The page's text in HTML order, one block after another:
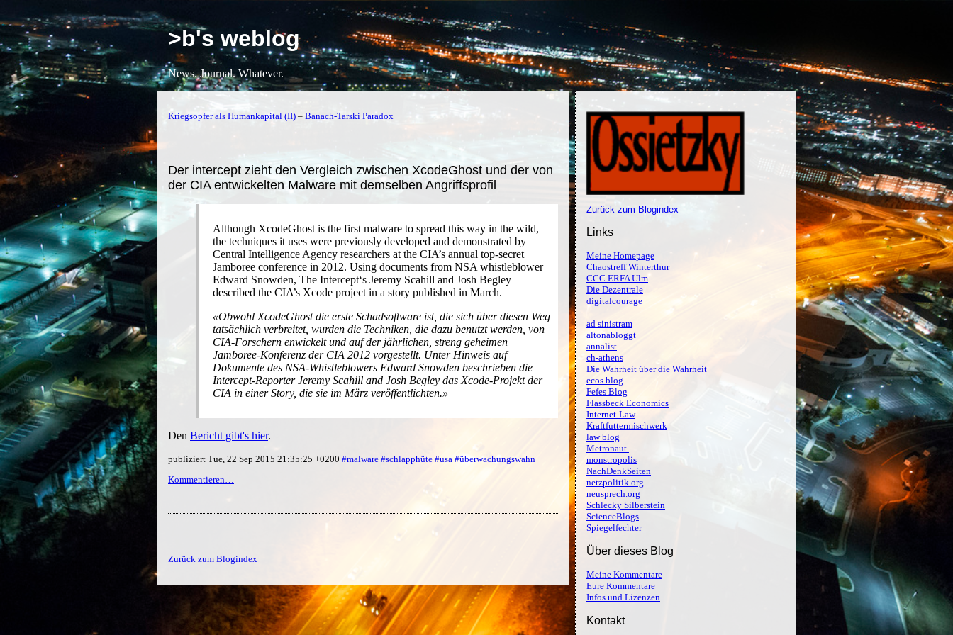
>b's weblog
News. Journal. Whatever.
Zurück zum Blogindex
Links
Meine Homepage
Chaostreff Winterthur
CCC ERFA Ulm
Die Dezentrale
digitalcourage
ad sinistram
altonabloggt
annalist
ch-athens
Die Wahrheit über die Wahrheit
ecos blog
Fefes Blog
Flassbeck Economics
Internet-Law
Kraftfuttermischwerk
law blog
Metronaut.
monstropolis
NachDenkSeiten
netzpolitik.org
neusprech.org
Schlecky Silberstein
ScienceBlogs
Spiegelfechter
Über dieses Blog
Meine Kommentare
Eure Kommentare
Infos und Lizenzen
Kontakt
Kriegsopfer als Humankapital (II) – Banach-Tarski Paradox
Der intercept zieht den Vergleich zwischen XcodeGhost und der von
der CIA entwickelten Malware mit demselben Angriffsprofil
Although XcodeGhost is the first malware to spread this way in the wild,
the techniques it uses were previously developed and demonstrated by
Central Intelligence Agency researchers at the CIA’s annual top-secret
Jamboree conference in 2012. Using documents from NSA whistleblower
Edward Snowden, The Intercept‘s Jeremy Scahill and Josh Begley
described the CIA’s Xcode project in a story published in March.
«Obwohl XcodeGhost die erste Schadsoftware ist, die sich über diesen Weg
tatsächlich verbreitet, wurden die Techniken, die dazu benutzt werden, von
CIA-Forschern enwickelt und auf der jährlichen, streng geheimen
Jamboree-Konferenz der CIA 2012 vorgestellt. Unter Hinweis auf
Dokumente des NSA-Whistleblowers Edward Snowden beschrieben die
Intercept-Reporter Jeremy Scahill and Josh Begley das Xcode-Projekt der
CIA in einer Story, die sie im März veröffentlichten.»
Den Bericht gibt's hier.
publiziert Tue, 22 Sep 2015 21:35:25 +0200 #malware #schlapphüte #usa #überwachungswahn
Kommentieren…
Zurück zum Blogindex